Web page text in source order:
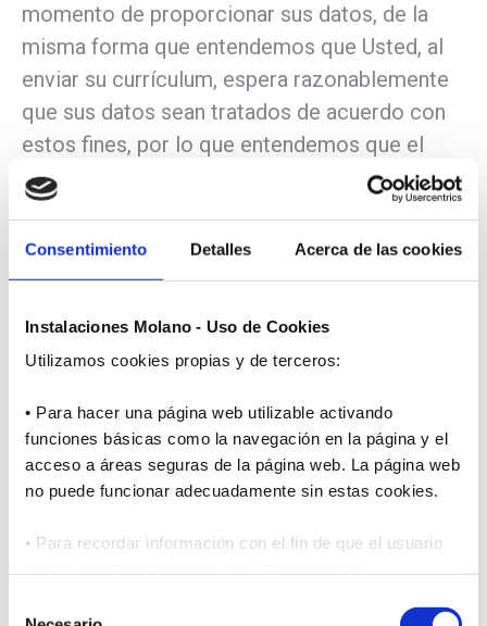
Consentimiento Detalles Acerca de las cookies
Instalaciones Molano - Uso de Cookies
Utilizamos cookies propias y de terceros:
• Para hacer una página web utilizable activando
funciones básicas como la navegación en la página y el
acceso a áreas seguras de la página web. La página web
no puede funcionar adecuadamente sin estas cookies.
• Para recordar información con el fin de que el usuario
momento de proporcionar sus datos, de la
misma forma que entendemos que Usted, al
enviar su currículum, espera razonablemente
que sus datos sean tratados de acuerdo con
estos fines, por lo que entendemos que el
mismo es conforme a sus intereses y
respetuoso con sus derechos.
información personal a través de diferentes
medios y en general, la información personal
datos identificativos y de contacto, como
pueden ser: Nombre y Apellidos, DNI,
Teléfono, Dirección Postal, Empresa, Correo
donde accede al formulario de recogida de